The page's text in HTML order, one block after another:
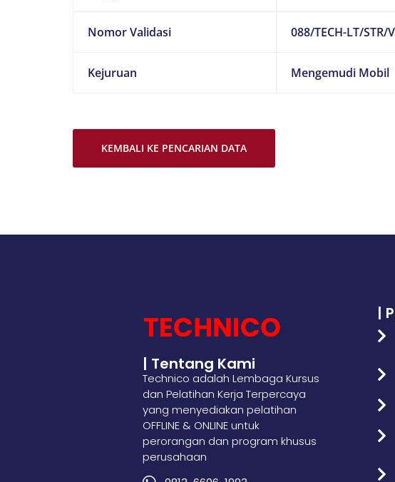
Nomor Validasi 088/TECH-LT/
Kejuruan Mengemudi Mobil
KEMBALI KE PENCARIAN DATA
| Tentang Kami
Technico adalah Lembaga Kursus
dan Pelatihan Kerja Terpercaya
yang menyediakan pelatihan
OFFLINE & ONLINE untuk
perorangan dan program khusus
perusahaan
|